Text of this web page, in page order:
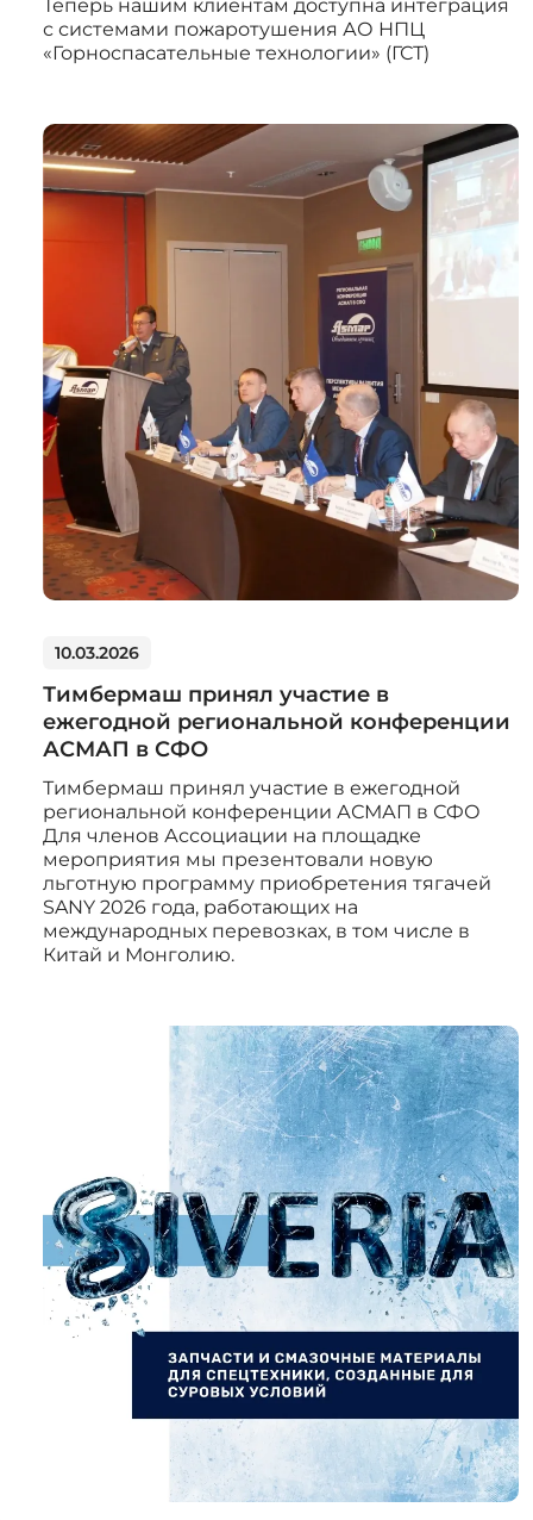
с системами пожаротушения АО НПЦ
«Горноспасательные технологии» (ГСТ)
10.03.2026
Тимбермаш принял участие в
ежегодной региональной конференции
АСМАП в СФО
Тимбермаш принял участие в ежегодной
региональной конференции АСМАП в СФО
Для членов Ассоциации на площадке
мероприятия мы презентовали новую
льготную программу приобретения тягачей
SANY 2026 года, работающих на
международных перевозках, в том числе в
Китай и Монголию.